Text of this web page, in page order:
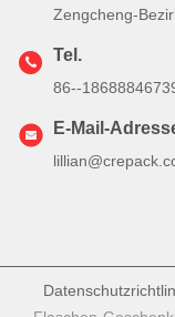
Zengcheng-
Tel.
86--
E-Mail-